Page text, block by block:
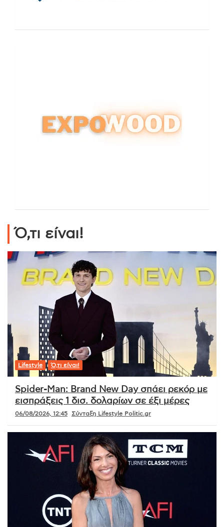
Ό,τι είναι!
Lifestyle Ό,τι είναι!
Spider-Man: Brand New Day σπάει ρεκόρ με
εισπράξεις 1 δισ. δολαρίων σε έξι μέρες
06/08/2026, 12:45 Σύνταξη Lifestyle Politic.gr